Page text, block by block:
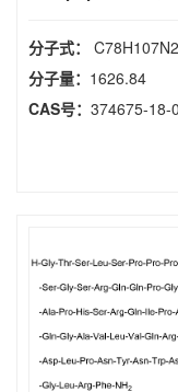
分子式：
分子量： 1626.84
CAS号： 374675-18-0